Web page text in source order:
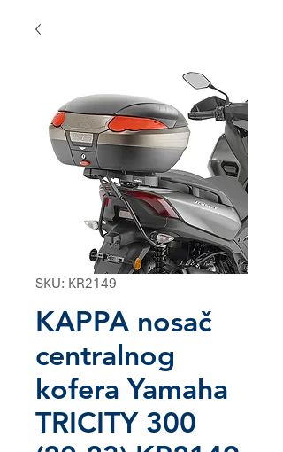
SKU: KR2149
KAPPA nosač
centralnog
kofera Yamaha
TRICITY 300